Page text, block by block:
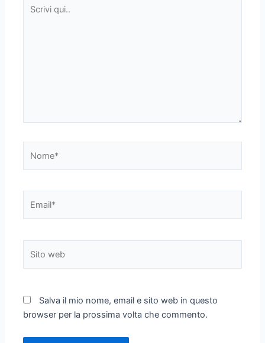
qui..
web
Salva il mio nome, email e sito web in questo
browser per la prossima volta che commento.